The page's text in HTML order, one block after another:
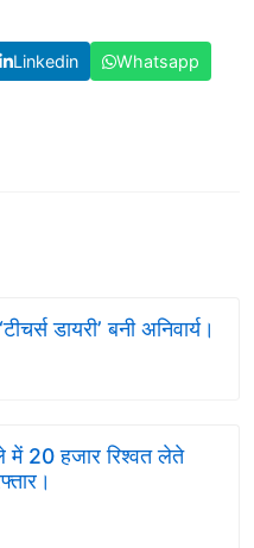
Linkedin
Whatsapp
डायरी’ बनी अनिवार्य।
20 हजार रिश्वत लेते